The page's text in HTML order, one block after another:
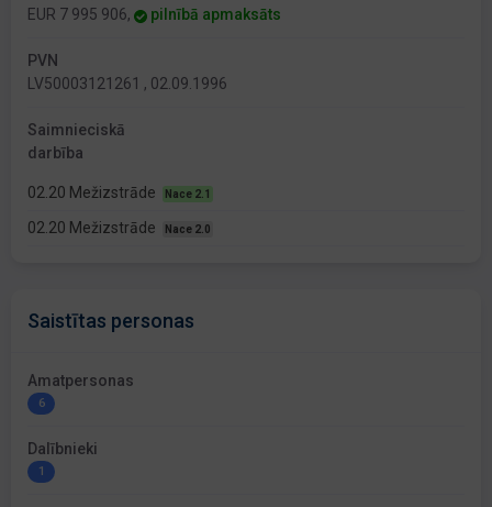
EUR 7 995 906,
pilnībā apmaksāts
PVN
LV50003121261 , 02.09.1996
Saimnieciskā
darbība
02.20 Mežizstrāde Nace 2.1
02.20 Mežizstrāde Nace 2.0
Saistītas personas
Amatpersonas
6
Dalībnieki
1